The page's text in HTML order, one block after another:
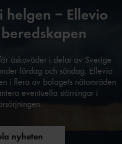
helgen – Ellevio
åskoväder i delar av Sverige
lördag och söndag. Ellevio
i flera av bolagets nätområden
eventuella störningar i
nyheten